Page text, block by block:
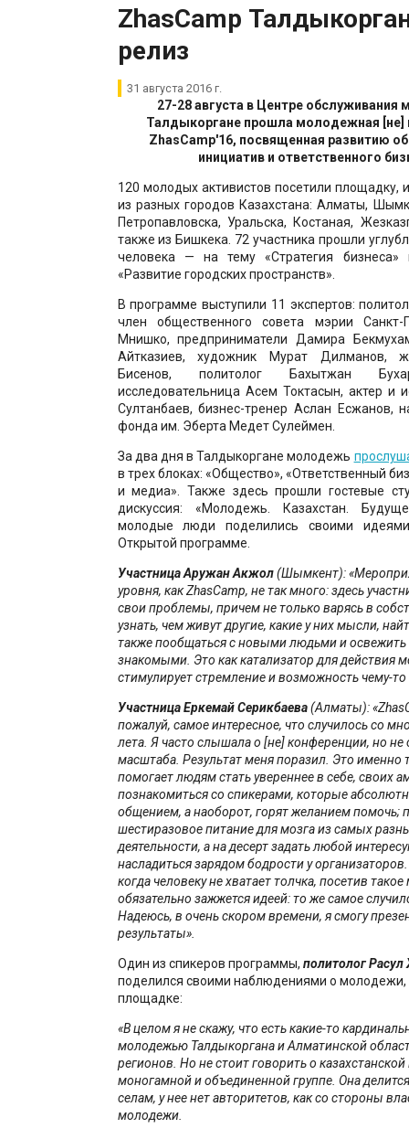
ZhasCamp
релиз
31 августа 2016 г.
27-28 августа в Центре обслуживания
Талдыкоргане прошла молодежная [не]
ZhasCamp'16, посвященная развитию
инициатив и ответственного
120 молодых активистов посетили площадку,
из разных городов Казахстана: Алматы,
Петропавловска, Уральска, Костаная,
также из Бишкека. 72 участника прошли
человека — на тему «Стратегия
«Развитие городских пространств».
В программе выступили 11 экспертов:
член общественного совета мэрии Санкт-
Мнишко, предприниматели Дамира
Айтказиев, художник Мурат Дилманов,
Бисенов, политолог Бахытжан
исследовательница Асем Токтасын, актер и
Султанбаев, бизнес-тренер Аслан Есжанов,
фонда им. Эберта Медет Сулеймен.
За два дня в Талдыкоргане молодежь
в трех блоках: «Общество», «Ответственный
и медиа». Также здесь прошли гостевые
дискуссия: «Молодежь. Казахстан.
молодые люди поделились своими
Открытой программе.
Участница Аружан Акжол(Шымкент):
уровня, как ZhasCamp, не так много: здесь
свои проблемы, причем не только варясь в
узнать, чем живут другие, какие у них мысли,
также пообщаться с новыми людьми и освежить
знакомыми. Это как катализатор для действия
стимулирует стремление и возможность чему-то
Участница Еркемай Серикбаева(Алматы):
пожалуй, самое интересное, что случилось со
лета. Я часто слышала о [не] конференции, но не
масштаба. Результат меня поразил. Это именно
помогает людям стать увереннее в себе, своих
познакомиться со спикерами, которые
общением, а наоборот, горят желанием помочь;
шестиразовое питание для мозга из самых
деятельности, а на десерт задать любой
насладиться зарядом бодрости у
когда человеку не хватает толчка, посетив
обязательно зажжется идеей: то же самое
Надеюсь, в очень скором времени, я смогу
результаты».
Один из спикеров программы, политолог
поделился своими наблюдениями о молодежи,
площадке:
«В целом я не скажу, что есть какие-то
молодежью Талдыкоргана и Алматинской
регионов. Но не стоит говорить о
моногамной и объединенной группе. Она
селам, у нее нет авторитетов, как со стороны
молодежи.